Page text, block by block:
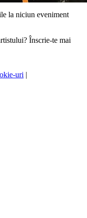
la niciun eveniment
Înscrie-te mai
uri |